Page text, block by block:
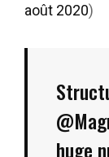
août 2020)
huge